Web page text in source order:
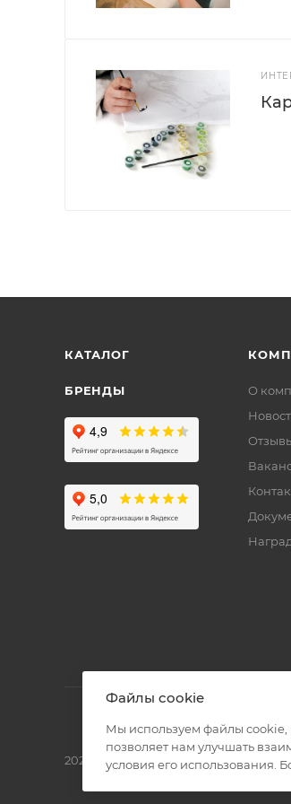
КАТАЛОГ
БРЕНДЫ
О
2026 © Полиграф кит - интернет-
Файлы cookie
Мы используем файлы cookie,
позволяет нам улучшать
условия его использования.